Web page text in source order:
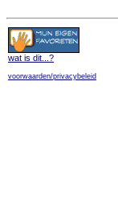
wat is dit ...?
voorwaarden/privacybeleid